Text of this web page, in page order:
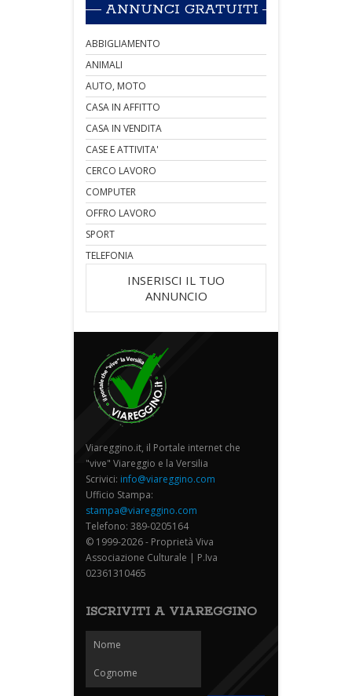
ANNUNCI GRATUITI
ABBIGLIAMENTO
ANIMALI
AUTO, MOTO
CASA IN AFFITTO
CASA IN VENDITA
CASE E ATTIVITA'
CERCO LAVORO
COMPUTER
OFFRO LAVORO
SPORT
TELEFONIA
INSERISCI IL TUO
ANNUNCIO
Viareggino.it, il Portale internet che
"vive" Viareggio e la Versilia
Scrivici: info@viareggino.com
Ufficio Stampa:
stampa@viareggino.com
Telefono: 389-0205164
© 1999-2026 - Proprietà Viva
Associazione Culturale | P.Iva
02361310465
ISCRIVITI A VIAREGGINO